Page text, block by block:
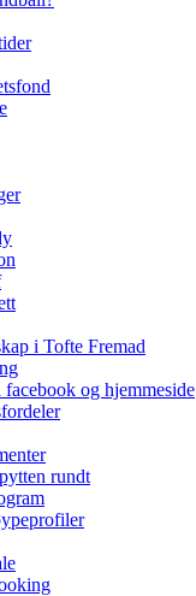
i Tofte Fremad
og hjemmeside
rundt